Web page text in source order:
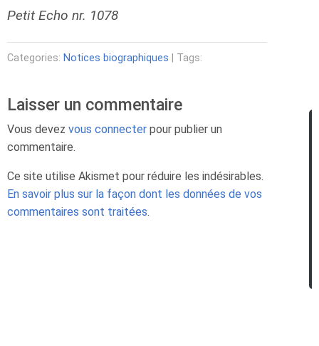
Petit Echo nr. 1078
Categories: Notices biographiques | Tags:
Laisser un commentaire
Vous devez vous connecter pour publier un
commentaire.
Ce site utilise Akismet pour réduire les indésirables.
En savoir plus sur la façon dont les données de vos
commentaires sont traitées.